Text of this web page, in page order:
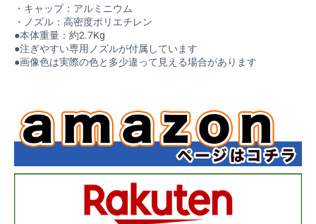
・キャップ：アルミニウム
・ノズル：高密度ポリエチレン
●本体重量：約2.7Kg
●注ぎやすい専用ノズルが付属しています
●画像色は実際の色と多少違って見える場合があります